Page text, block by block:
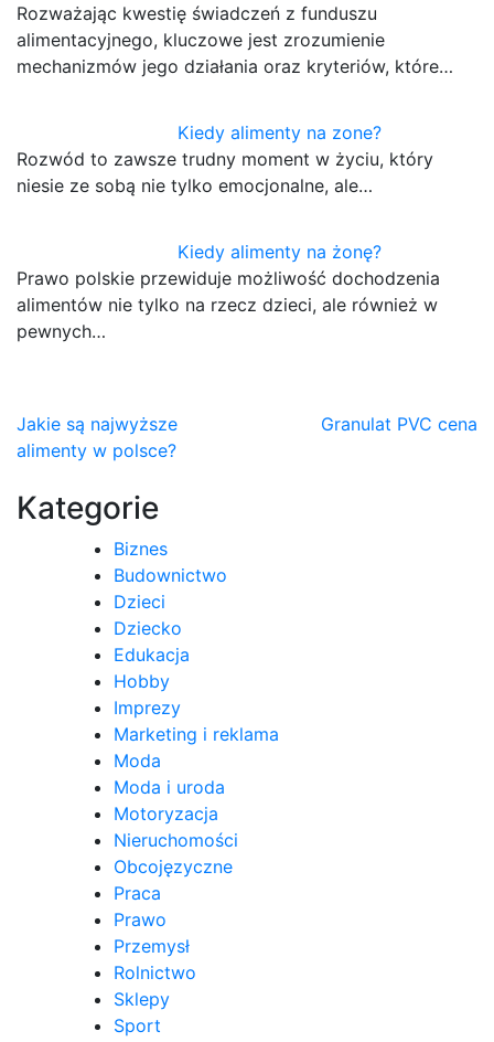
Rozważając kwestię świadczeń z funduszu
alimentacyjnego, kluczowe jest zrozumienie
mechanizmów jego działania oraz kryteriów, które…
Kiedy alimenty na zone?
Rozwód to zawsze trudny moment w życiu, który
niesie ze sobą nie tylko emocjonalne, ale…
Kiedy alimenty na żonę?
Prawo polskie przewiduje możliwość dochodzenia
alimentów nie tylko na rzecz dzieci, ale również w
pewnych…
Nawigacja
wpisu
Jakie są najwyższe
alimenty w polsce?
Granulat PVC cena
Kategorie
Biznes
Budownictwo
Dzieci
Dziecko
Edukacja
Hobby
Imprezy
Marketing i reklama
Moda
Moda i uroda
Motoryzacja
Nieruchomości
Obcojęzyczne
Praca
Prawo
Przemysł
Rolnictwo
Sklepy
Sport